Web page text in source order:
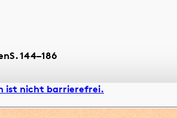
S.144–186
ist nicht barrierefrei.